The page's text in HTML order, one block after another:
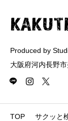
Produced by
大阪府河内長野
TOP サクッと